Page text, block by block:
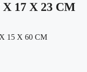
17 X 23 CM